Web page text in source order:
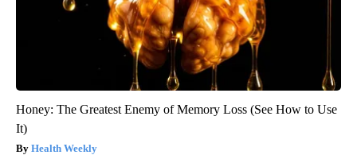
Honey: The Greatest Enemy of Memory Loss (See How to Use
It)
Health Weekly